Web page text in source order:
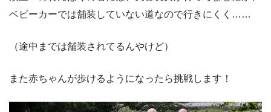
ベビーカーでは舗装していない道なので行きにくく……
（途中までは舗装されてるんやけど）
また赤ちゃんが歩けるようになったら挑戦します！